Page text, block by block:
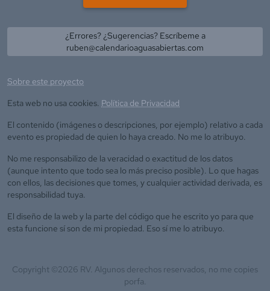
¿Errores? ¿Sugerencias? Escríbeme a
ruben@calendarioaguasabiertas.com
Sobre este proyecto
Esta web no usa cookies. Política de Privacidad
El contenido (imágenes o descripciones, por ejemplo) relativo a cada
evento es propiedad de quien lo haya creado. No me lo atribuyo.
No me responsabilizo de la veracidad o exactitud de los datos
(aunque intento que todo sea lo más preciso posible). Lo que hagas
con ellos, las decisiones que tomes, y cualquier actividad derivada, es
responsabilidad tuya.
El diseño de la web y la parte del código que he escrito yo para que
esta funcione sí son de mi propiedad. Eso sí me lo atribuyo.
Copyright ©2026 RV. Algunos derechos reservados, no me copies
porfa.